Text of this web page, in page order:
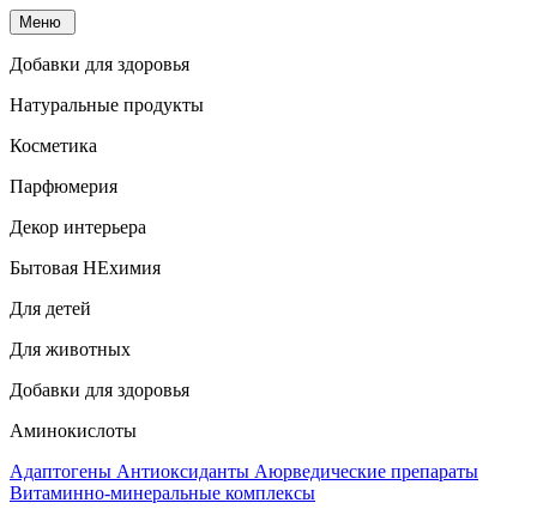
Меню
Добавки для здоровья
Натуральные продукты
Косметика
Парфюмерия
Декор интерьера
Бытовая НЕхимия
Для детей
Для животных
Добавки для здоровья
Аминокислоты
Адаптогены Антиоксиданты Аюрведические препараты
Витаминно-минеральные комплексы